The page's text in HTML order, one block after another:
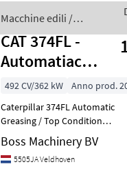
Veldhoven, Netherlands
Certificate
Macchine edili /
CAT
CAT 374FL -
Automatiac
Greasing / Top
Condition
492 CV/362 kW Anno prod.
Caterpillar 374FL Automatic
Greasing / Top Condition
Year: 2021 Reference
number: BM007684 Hours:
18.717 Type 374FL Location
Boss Machinery BV
5505JA Veldhoven